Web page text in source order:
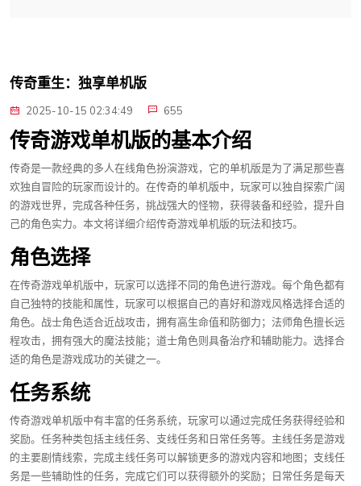
传奇重生：独享单机版
2025-10-15 02:34:49 655
传奇游戏单机版的基本介绍
传奇是一款经典的多人在线角色扮演游戏，它的单机版是为了满足那些喜
欢独自冒险的玩家而设计的。在传奇的单机版中，玩家可以独自探索广阔
的游戏世界，完成各种任务，挑战强大的怪物，获得装备和经验，提升自
己的角色实力。本文将详细介绍传奇游戏单机版的玩法和技巧。
角色选择
在传奇游戏单机版中，玩家可以选择不同的角色进行游戏。每个角色都有
自己独特的技能和属性，玩家可以根据自己的喜好和游戏风格选择合适的
角色。战士角色适合近战攻击，拥有高生命值和防御力；法师角色擅长远
程攻击，拥有强大的魔法技能；道士角色则具备治疗和辅助能力。选择合
适的角色是游戏成功的关键之一。
任务系统
传奇游戏单机版中有丰富的任务系统，玩家可以通过完成任务获得经验和
奖励。任务种类包括主线任务、支线任务和日常任务等。主线任务是游戏
的主要剧情线索，完成主线任务可以解锁更多的游戏内容和地图；支线任
务是一些辅助性的任务，完成它们可以获得额外的奖励；日常任务是每天